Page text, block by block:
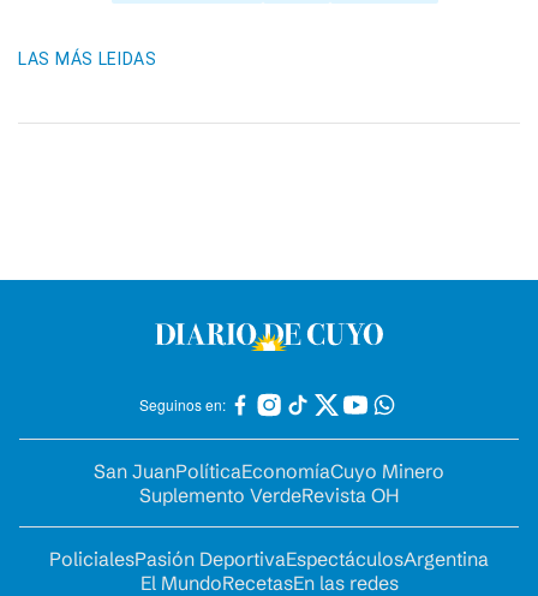
LAS MÁS LEIDAS
Seguinos en:
San JuanPolíticaEconomíaCuyo Minero
Suplemento VerdeRevista OH
PolicialesPasión DeportivaEspectáculosArgentina
El MundoRecetasEn las redes